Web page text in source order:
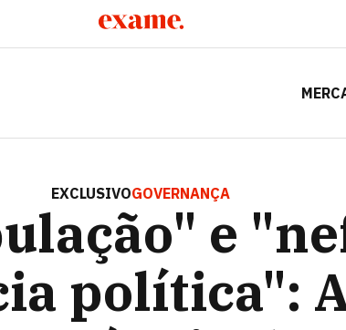
EXCLUSIVOGOVERNANÇA
e
política":